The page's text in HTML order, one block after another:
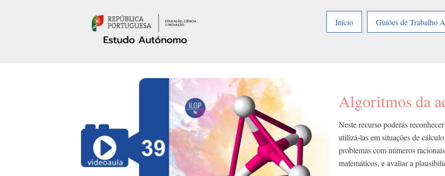
Início
Guiões de Trabalho
Algoritmos da
Neste recurso poderás
utilizá-las em situações de
problemas com números
matemáticos, e avaliar a